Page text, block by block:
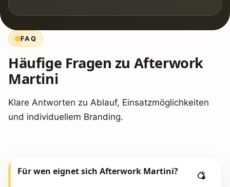
FAQ
Häufige Fragen zu Afterwork
Martini
Klare Antworten zu Ablauf, Einsatzmöglichkeiten
und individuellem Branding.
Für wen eignet sich Afterwork Martini?